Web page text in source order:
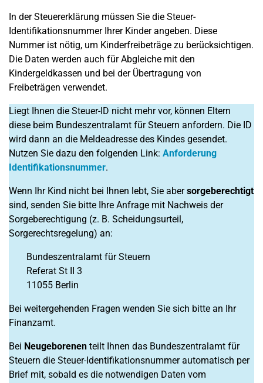
In der Steuererklärung müssen Sie die Steuer-
Identifikationsnummer Ihrer Kinder angeben. Diese
Nummer ist nötig, um Kinderfreibeträge zu berücksichtigen.
Die Daten werden auch für Abgleiche mit den
Kindergeldkassen und bei der Übertragung von
Freibeträgen verwendet.
Liegt Ihnen die Steuer-ID nicht mehr vor, können Eltern
diese beim Bundeszentralamt für Steuern anfordern. Die ID
wird dann an die Meldeadresse des Kindes gesendet.
Nutzen Sie dazu den folgenden Link: Anforderung
Identifikationsnummer.
Wenn Ihr Kind nicht bei Ihnen lebt, Sie abersorgeberechtigt
sind, senden Sie bitte Ihre Anfrage mit Nachweis der
Sorgeberechtigung (z. B. Scheidungsurteil,
Sorgerechtsregelung) an:
Bundeszentralamt für Steuern
Referat St II 3
11055 Berlin
Bei weitergehenden Fragen wenden Sie sich bitte an Ihr
Finanzamt.
Bei Neugeborenen teilt Ihnen das Bundeszentralamt für
Steuern die Steuer-Identifikationsnummer automatisch per
Brief mit, sobald es die notwendigen Daten vom